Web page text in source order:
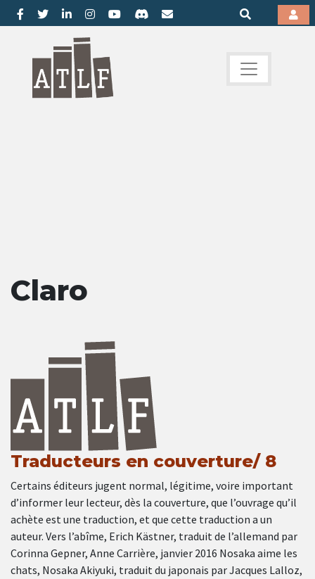
Claro
Traducteurs en couverture/ 8
Certains éditeurs jugent normal, légitime, voire important
d’informer leur lecteur, dès la couverture, que l’ouvrage qu’il
achète est une traduction, et que cette traduction a un
auteur. Vers l’abîme, Erich Kästner, traduit de l’allemand par
Corinna Gepner, Anne Carrière, janvier 2016 Nosaka aime les
chats, Nosaka Akiyuki, traduit du japonais par Jacques Lalloz,